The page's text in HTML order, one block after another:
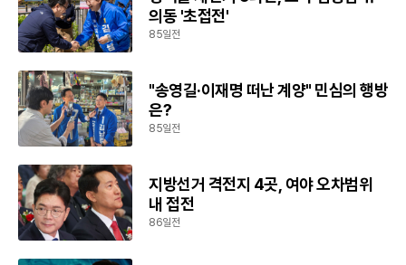
의동 '초접전'
85일전
"송영길·이재명 떠난 계양" 민심의 행방
은?
85일전
지방선거 격전지 4곳, 여야 오차범위
내 접전
86일전